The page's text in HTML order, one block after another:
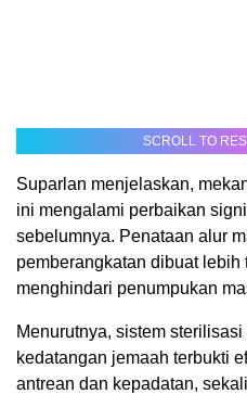
SCROLL TO
Suparlan menjelaskan,
ini mengalami perbaikan
sebelumnya. Penataan alur
pemberangkatan dibuat
menghindari penumpukan
Menurutnya, sistem
kedatangan jemaah terbukti
antrean dan kepadatan,